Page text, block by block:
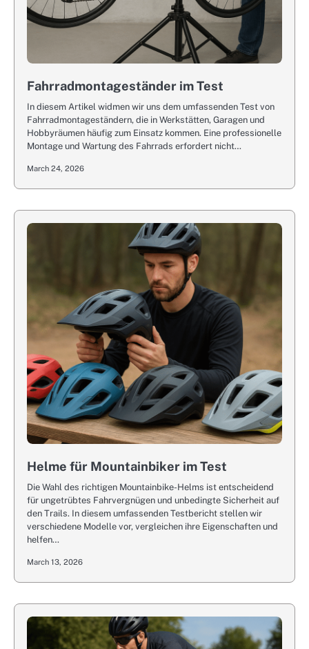
Fahrradmontageständer im Test
In diesem Artikel widmen wir uns dem umfassenden Test von
Fahrradmontageständern, die in Werkstätten, Garagen und
Hobbyräumen häufig zum Einsatz kommen. Eine professionelle
Montage und Wartung des Fahrrads erfordert nicht…
March 24, 2026
Helme für Mountainbiker im Test
Die Wahl des richtigen Mountainbike-Helms ist entscheidend
für ungetrübtes Fahrvergnügen und unbedingte Sicherheit auf
den Trails. In diesem umfassenden Testbericht stellen wir
verschiedene Modelle vor, vergleichen ihre Eigenschaften und
helfen…
March 13, 2026